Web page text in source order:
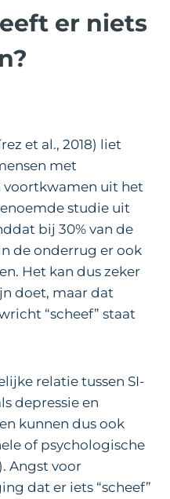
er niets
et al., 2018) liet
met
voortkwamen uit het
studie uit
bij 30% van de
de onderrug er ook
Het kan dus zeker
doet, maar dat
“scheef” staat
relatie tussen SI-
depressie en
kunnen dus ook
of psychologische
Angst voor
dat er iets “scheef”